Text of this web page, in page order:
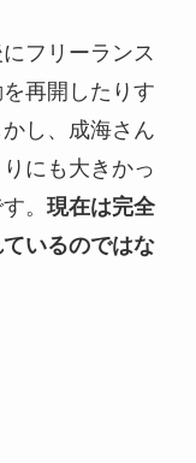
フリーランス
再開したりす
し、成海さん
にも大きかっ
。 現在は完全
いるのではな